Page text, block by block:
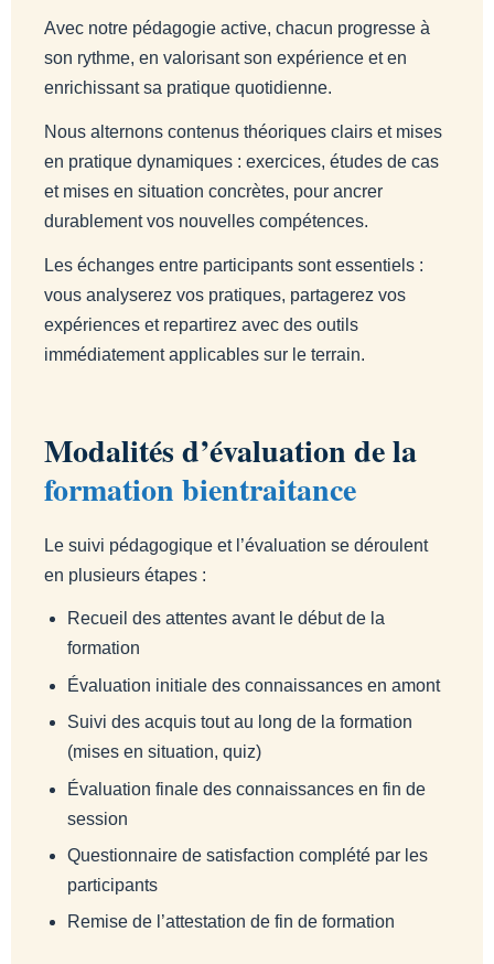
Avec notre pédagogie active, chacun progresse à
son rythme, en valorisant son expérience et en
enrichissant sa pratique quotidienne.
Nous alternons contenus théoriques clairs et mises
en pratique dynamiques : exercices, études de cas
et mises en situation concrètes, pour ancrer
durablement vos nouvelles compétences.
Les échanges entre participants sont essentiels :
vous analyserez vos pratiques, partagerez vos
expériences et repartirez avec des outils
immédiatement applicables sur le terrain.
Modalités d’évaluation de la
formation bientraitance
Le suivi pédagogique et l’évaluation se déroulent
en plusieurs étapes :
Recueil des attentes avant le début de la
formation
Évaluation initiale des connaissances en amont
Suivi des acquis tout au long de la formation
(mises en situation, quiz)
Évaluation finale des connaissances en fin de
session
Questionnaire de satisfaction complété par les
participants
Remise de l’attestation de fin de formation